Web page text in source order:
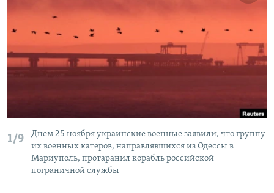
1/9
Днем 25 ноября украинские военные заявили, что группу
их военных катеров, направлявшихся из Одессы в
Мариуполь, протаранил корабль российской
пограничной службы